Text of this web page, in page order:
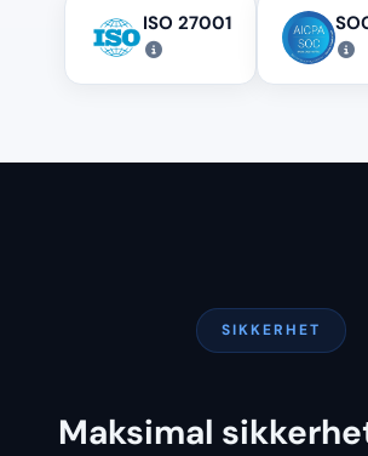
ISO 27001
SIKKERHET
Maksimal